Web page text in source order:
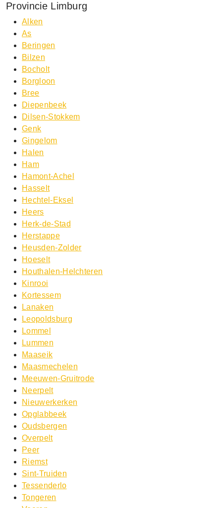
Provincie Limburg
Alken
As
Beringen
Bilzen
Bocholt
Borgloon
Bree
Diepenbeek
Dilsen-Stokkem
Genk
Gingelom
Halen
Ham
Hamont-Achel
Hasselt
Hechtel-Eksel
Heers
Herk-de-Stad
Herstappe
Heusden-Zolder
Hoeselt
Houthalen-Helchteren
Kinrooi
Kortessem
Lanaken
Leopoldsburg
Lommel
Lummen
Maaseik
Maasmechelen
Meeuwen-Gruitrode
Neerpelt
Nieuwerkerken
Opglabbeek
Oudsbergen
Overpelt
Peer
Riemst
Sint-Truiden
Tessenderlo
Tongeren